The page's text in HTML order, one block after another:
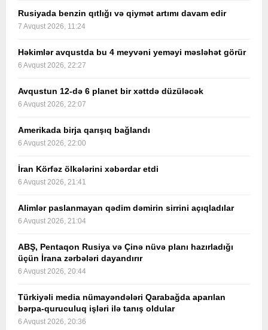
Rusiyada benzin qıtlığı və qiymət artımı davam edir
7 Avqust 2026, 11:24
Həkimlər avqustda bu 4 meyvəni yeməyi məsləhət görür
6 Avqust 2026, 22:27
Avqustun 12-də 6 planet bir xəttdə düzüləcək
6 Avqust 2026, 22:07
Amerikada birja qarışıq bağlandı
6 Avqust 2026, 22:00
İran Körfəz ölkələrini xəbərdar etdi
6 Avqust 2026, 21:41
Alimlər paslanmayan qədim dəmirin sirrini açıqladılar
6 Avqust 2026, 21:04
ABŞ, Pentaqon Rusiya və Çinə nüvə planı hazırladığı
üçün İrana zərbələri dayandırır
6 Avqust 2026, 20:44
Türkiyəli media nümayəndələri Qarabağda aparılan
bərpa-quruculuq işləri ilə tanış oldular
6 Avqust 2026, 20:36